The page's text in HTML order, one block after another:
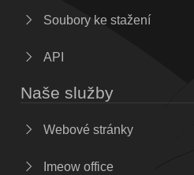
Soubory ke stažení
API
Naše služby
Webové stránky
Imeow office